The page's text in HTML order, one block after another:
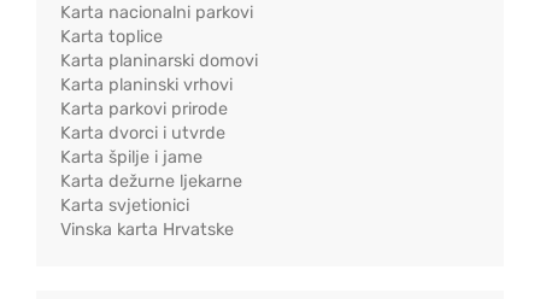
Karta nacionalni parkovi
Karta toplice
Karta planinarski domovi
Karta planinski vrhovi
Karta parkovi prirode
Karta dvorci i utvrde
Karta špilje i jame
Karta dežurne ljekarne
Karta svjetionici
Vinska karta Hrvatske